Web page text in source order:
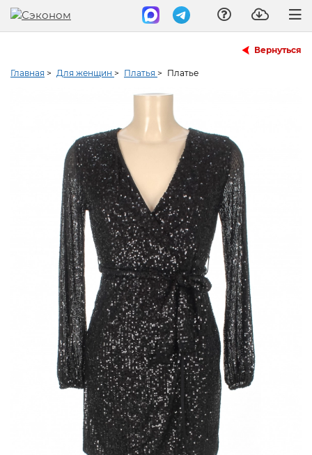
Вернуться
Главная > Для женщин > Платья > Платье